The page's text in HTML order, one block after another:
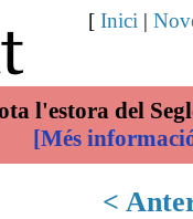
l'estora del
[Més
[ Inici |
<